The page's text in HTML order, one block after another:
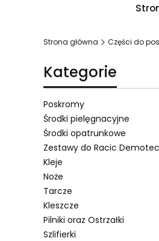
Strona główna Części do
Kategorie
Poskromy
Środki pielęgnacyjne
Środki opatrunkowe
Zestawy do Racic Demotec
Kleje
Noże
Tarcze
Kleszcze
Pilniki oraz Ostrzałki
Szlifierki